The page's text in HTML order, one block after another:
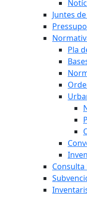
Juntes
Pla
Consulta